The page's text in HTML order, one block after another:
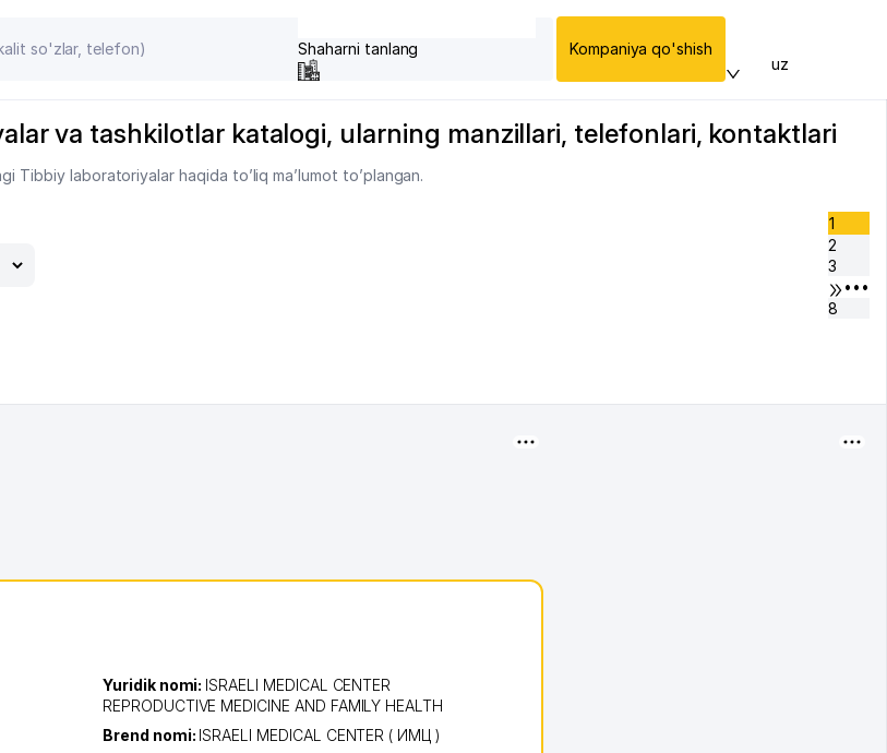
Shaharni tanlang Kompaniya qo'shish
uz
va tashkilotlar katalogi, ularning manzillari, telefonlari, kontaktlari
Tibbiy laboratoriyalar haqida to’liq ma’lumot to’plangan.
1
2
3
•••
8
Yuridik nomi: ISRAELI MEDICAL CENTER
REPRODUCTIVE MEDICINE AND FAMILY HEALTH
Brend nomi: ISRAELI MEDICAL CENTER ( ИМЦ )